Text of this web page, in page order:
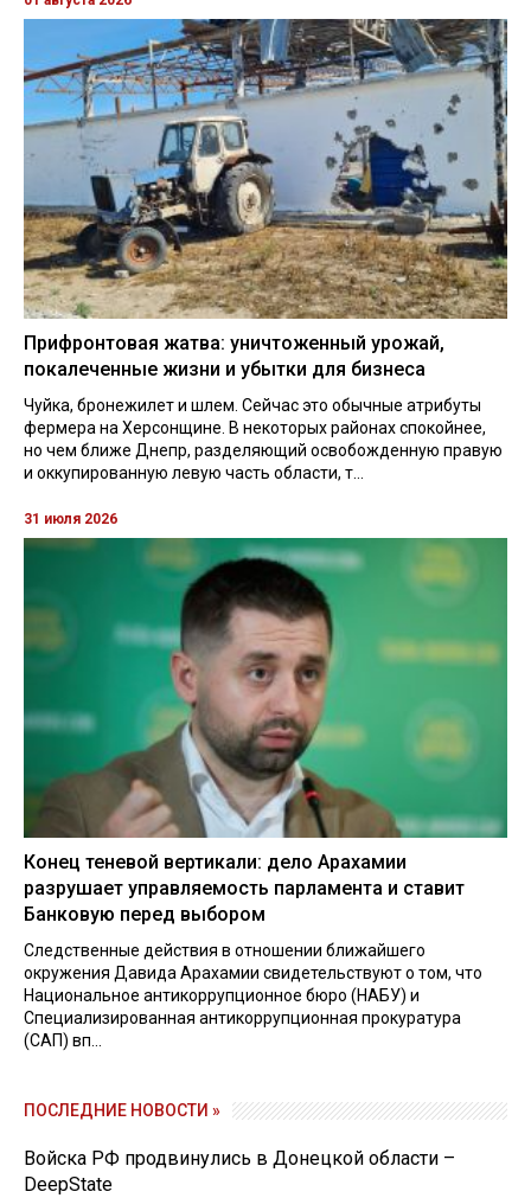
Прифронтовая жатва: уничтоженный урожай,
покалеченные жизни и убытки для бизнеса
Чуйка, бронежилет и шлем. Сейчас это обычные атрибуты
фермера на Херсонщине. В некоторых районах спокойнее,
но чем ближе Днепр, разделяющий освобожденную правую
и оккупированную левую часть области, т...
31 июля 2026
Конец теневой вертикали: дело Арахамии
разрушает управляемость парламента и ставит
Банковую перед выбором
Следственные действия в отношении ближайшего
окружения Давида Арахамии свидетельствуют о том, что
Национальное антикоррупционное бюро (НАБУ) и
Специализированная антикоррупционная прокуратура
(САП) вп...
ПОСЛЕДНИЕ НОВОСТИ »
Войска РФ продвинулись в Донецкой области –
DeepState